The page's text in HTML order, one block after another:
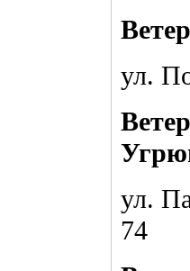
ул.
ул.
74